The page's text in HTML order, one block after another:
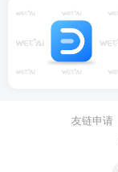
友链申请